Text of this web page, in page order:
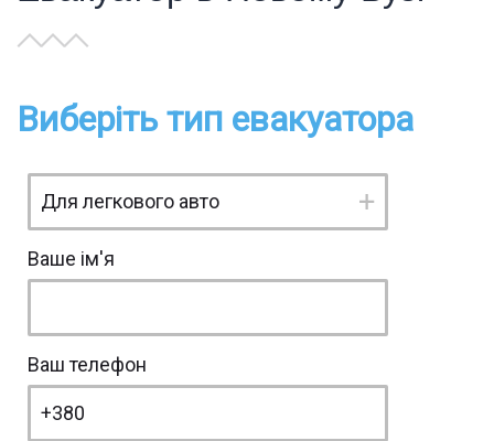
Виберіть тип евакуатора
Ваше ім'я
Ваш телефон